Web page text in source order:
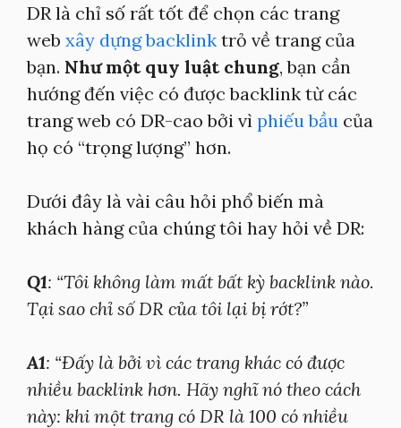
DR là chỉ số rất tốt để chọn các trang
web xây dựng backlink trỏ về trang của
bạn. Như một quy luật chung, bạn cần
hướng đến việc có được backlink từ các
trang web có DR-cao bởi vì phiếu bầu của
họ có “trọng lượng” hơn.
Dưới đây là vài câu hỏi phổ biến mà
khách hàng của chúng tôi hay hỏi về DR:
Q1: “Tôi không làm mất bất kỳ backlink nào.
Tại sao chỉ số DR của tôi lại bị rớt?”
A1: “Đấy là bởi vì các trang khác có được
nhiều backlink hơn. Hãy nghĩ nó theo cách
này: khi một trang có DR là 100 có nhiều